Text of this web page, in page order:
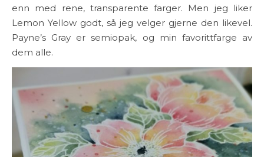
enn med rene, transparente farger. Men jeg liker
Lemon Yellow godt, så jeg velger gjerne den likevel.
Payne’s Gray er semiopak, og min favorittfarge av
dem alle.